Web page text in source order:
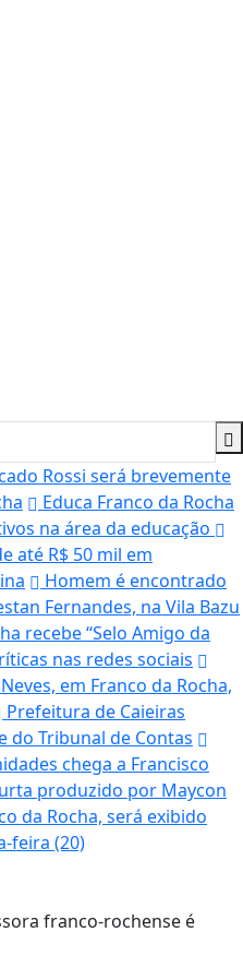
Rossi será brevemente
Educa Franco da Rocha
na área da educação
até R$ 50 mil em
Homem é encontrado
Fernandes, na Vila Bazu
recebe “Selo Amigo da
nas redes sociais
em Franco da Rocha,
Prefeitura de Caieiras
do Tribunal de Contas
chega a Francisco
produzido por Maycon
da Rocha, será exibido
feira (20)